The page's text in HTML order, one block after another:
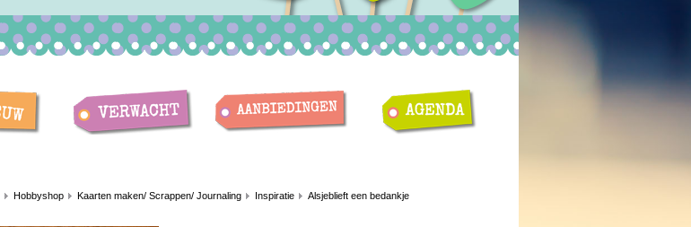
Hobbyshop Kaarten maken/ Scrappen/ Journaling Inspiratie Alsjeblieft een bedankje